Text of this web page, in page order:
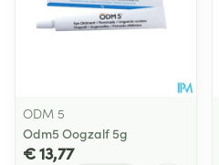
ODM 5
Odm5 Oogzalf 5g
€ 13,77